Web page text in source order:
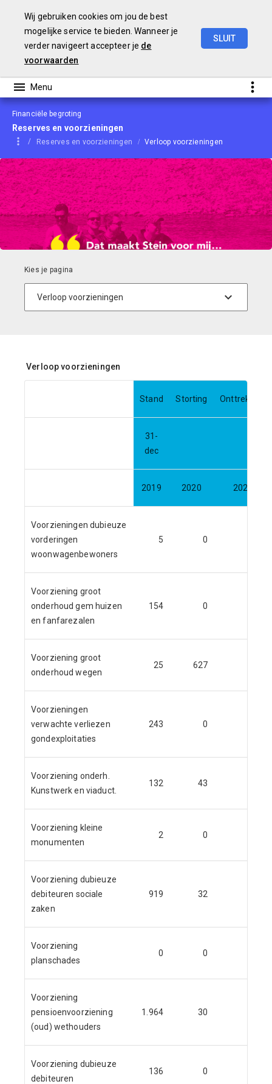
Financiële begroting
Reserves en voorzieningen
Reserves en voorzieningen Verloop voorzieningen
Verloop voorzieningen
Stand Storting Onttrekking
31-
dec
2019 2020 2020
Voorzieningen dubieuze
vorderingen
woonwagenbewoners
5 0
Voorziening groot
onderhoud gem huizen
en fanfarezalen
154 0
Voorziening groot
onderhoud wegen
25 627
Voorzieningen
verwachte verliezen
gondexploitaties
243 0
Voorziening onderh.
Kunstwerk en viaduct.
132 43
Voorziening kleine
monumenten
2 0
Voorziening dubieuze
debiteuren sociale
zaken
919 32
Voorziening
planschades
0 0
Voorziening
pensioenvoorziening
(oud) wethouders
1.964 30
Voorziening dubieuze
debiteuren
136 0
Wij gebruiken cookies om jou de best
mogelijke service te bieden. Wanneer je
verder navigeert accepteer je de
voorwaarden
SLUIT